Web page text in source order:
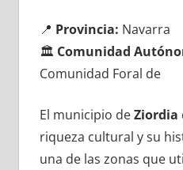
📍 Provincia: Navarra
🏛️ Comunidad
Comunidad Foral de
El municipio dеZiordia
riqueza cultural у su
una dе las zonas quе